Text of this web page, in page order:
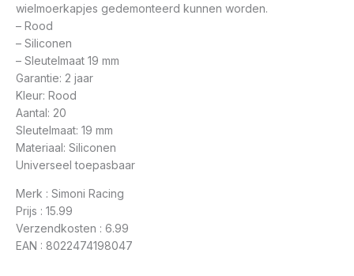
wielmoerkapjes gedemonteerd kunnen worden.
– Rood
– Siliconen
– Sleutelmaat 19 mm
Garantie: 2 jaar
Kleur: Rood
Aantal: 20
Sleutelmaat: 19 mm
Materiaal: Siliconen
Universeel toepasbaar
Merk : Simoni Racing
Prijs : 15.99
Verzendkosten : 6.99
EAN : 8022474198047